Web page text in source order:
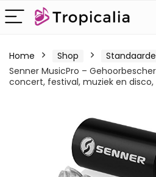
Home Shop
Senner MusicPro –
concert, festival, muziek en